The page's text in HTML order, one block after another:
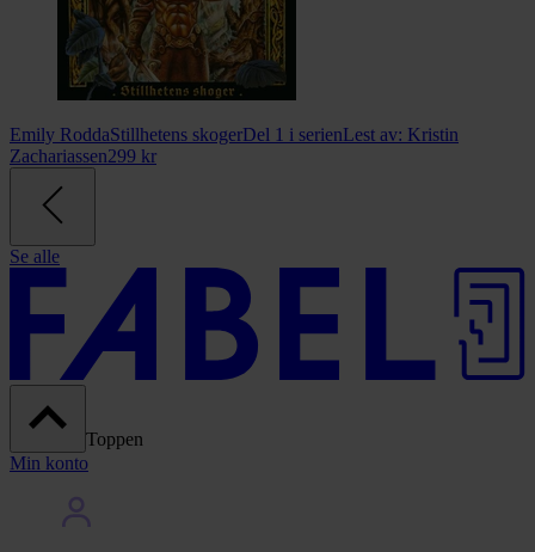
Emily RoddaStillhetens skogerDel 1 i serienLest av: Kristin
Zachariassen299 kr
Se alle
Toppen
Min konto